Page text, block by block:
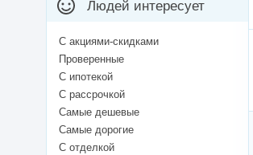
Людей интересует
С акциями-скидками
Проверенные
С ипотекой
С рассрочкой
Самые дешевые
Самые дорогие
С отделкой